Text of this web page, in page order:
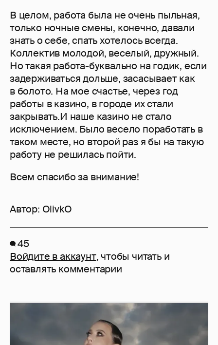
В целом, работа была не очень пыльная,
только ночные смены, конечно, давали
знать о себе, спать хотелось всегда.
Коллектив молодой, веселый, дружный.
Но такая работа-буквально на годик, если
задерживаться дольше, засасывает как
в болото. На мое счастье, через год
работы в казино, в городе их стали
закрывать.И наше казино не стало
исключением. Было весело поработать в
таком месте, но второй раз я бы на такую
работу не решилась пойти.
Всем спасибо за внимание!
Автор: OlivkO
45
Войдите в аккаунт, чтобы читать и
оставлять комментарии